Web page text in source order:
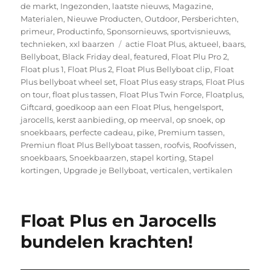
de markt, Ingezonden, laatste nieuws, Magazine,
Materialen, Nieuwe Producten,Outdoor, Persberichten,
primeur, Productinfo,Sponsornieuws,sportvisnieuws,
technieken,xxl baarzen Tags
actie Float Plus,aktueel, baars,
Bellyboat, Black Friday deal,featured, Float Plu Pro 2,
Float plus 1, Float Plus 2, Float Plus Bellyboat clip, Float
Plus bellyboat wheel set, Float Plus easy straps, Float Plus
on tour,float plus tassen, Float Plus Twin Force, Floatplus,
Giftcard,goedkoop aan een Float Plus, hengelsport,
jarocells, kerst aanbieding,op meerval,op snoek,op
snoekbaars, perfecte cadeau, pike, Premium tassen,
Premiun float Plus Bellyboat tassen, roofvis, Roofvissen,
snoekbaars,Snoekbaarzen,stapel korting,Stapel
kortingen, Upgrade je Bellyboat,verticalen,vertikalen
Float Plus en Jarocells
bundelen krachten!